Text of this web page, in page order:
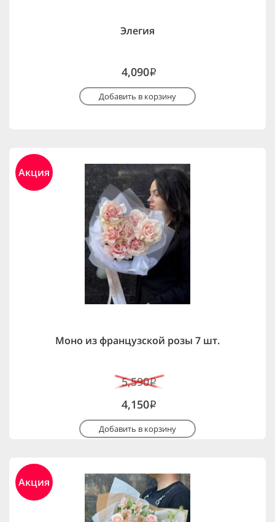
Элегия
4,090i
Добавить в корзину
Акция
Моно из французской розы 7 шт.
5,590i
4,150i
Добавить в корзину
Акция